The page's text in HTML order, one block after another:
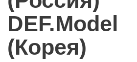
DEF.Model
(Корея)